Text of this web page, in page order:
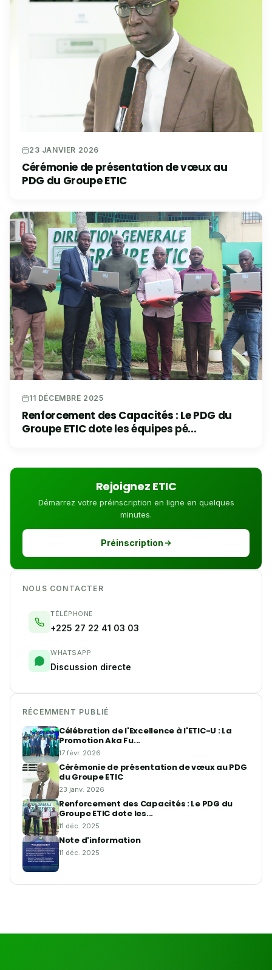
23 JANVIER 2026
Cérémonie de présentation de vœux au
PDG du Groupe ETIC
11 DÉCEMBRE 2025
Renforcement des Capacités : Le PDG du
Groupe ETIC dote les équipes pé...
Rejoignez ETIC
Démarrez votre préinscription en ligne en quelques
minutes.
Préinscription
NOUS CONTACTER
TÉLÉPHONE
+225 27 22 41 03 03
WHATSAPP
Discussion directe
RÉCEMMENT PUBLIÉ
Célébration de l'Excellence à l'ETIC-U : La
Promotion Aka Fu...
17 févr. 2026
Cérémonie de présentation de vœux au PDG
du Groupe ETIC
23 janv. 2026
Renforcement des Capacités : Le PDG du
Groupe ETIC dote les...
11 déc. 2025
Note d'information
11 déc. 2025